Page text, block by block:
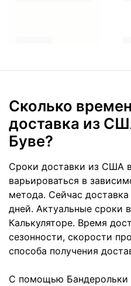
Сколько
доставка из
Буве?
Сроки доставки из США
варьироваться в
метода. Сейчас
дней. Актуальные сроки
Калькуляторе. Время
сезонности, скорости
способа получения
С помощью Бандерольки